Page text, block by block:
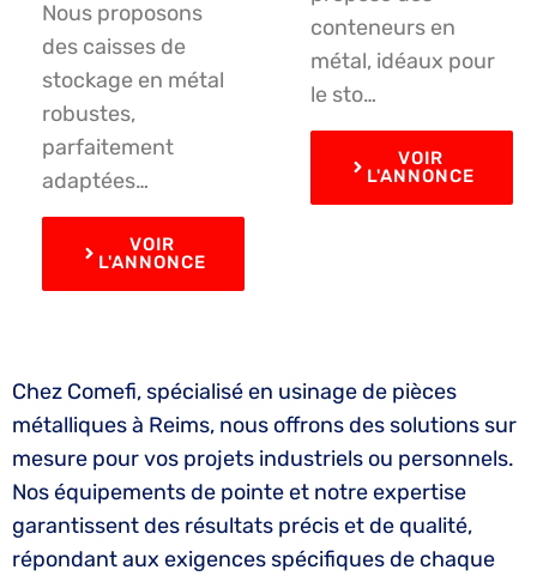
Nous proposons
des caisses de
stockage en métal
robustes,
parfaitement
adaptées…
VOIR
L'ANNONCE
conteneurs en
métal, idéaux pour
le sto…
VOIR
L'ANNONCE
Chez Comefi, spécialisé en usinage de pièces
métalliques à Reims, nous offrons des solutions sur
mesure pour vos projets industriels ou personnels.
Nos équipements de pointe et notre expertise
garantissent des résultats précis et de qualité,
répondant aux exigences spécifiques de chaque